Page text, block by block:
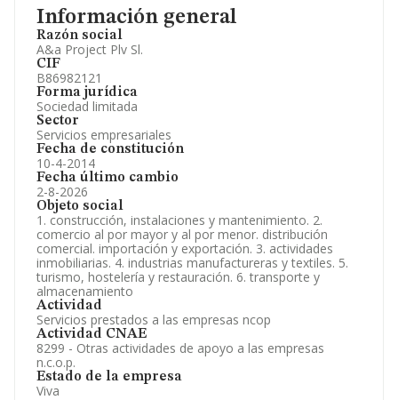
Información general
Razón social
A&a Project Plv Sl.
CIF
B86982121
Forma jurídica
Sociedad limitada
Sector
Servicios empresariales
Fecha de constitución
10-4-2014
Fecha último cambio
2-8-2026
Objeto social
1. construcción, instalaciones y mantenimiento. 2.
comercio al por mayor y al por menor. distribución
comercial. importación y exportación. 3. actividades
inmobiliarias. 4. industrias manufactureras y textiles. 5.
turismo, hostelería y restauración. 6. transporte y
almacenamiento
Actividad
Servicios prestados a las empresas ncop
Actividad CNAE
8299 - Otras actividades de apoyo a las empresas
n.c.o.p.
Estado de la empresa
Viva
Información oficial y registral complementaria.